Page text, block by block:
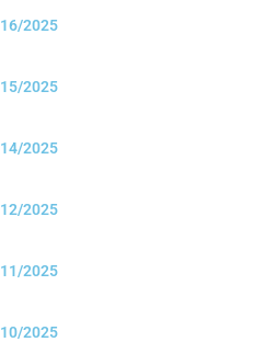
16/2025
15/2025
14/2025
12/2025
11/2025
10/2025